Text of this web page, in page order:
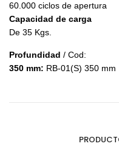
60.000 ciclos de apertura
Capacidad de carga
De 35 Kgs.
Profundidad / Cod:
350 mm: RB-01(S) 350 mm